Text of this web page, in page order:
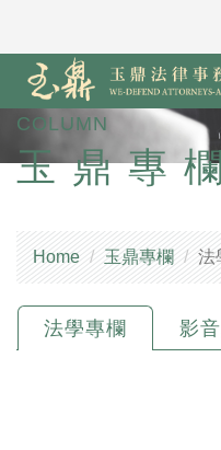
COLUMN
玉鼎專
Home 玉鼎專欄 法
法學專欄 影